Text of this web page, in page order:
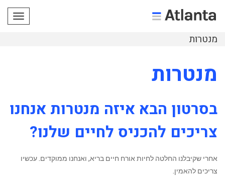
מנטרות
מנטרות
בסרטון הבא איזה מנטרות אנחנו
צריכים להכניס לחיים שלנו?
אחרי שקיבלנו החלטה לחיות אורח חיים בריא, ואנחנו ממוקדים. עכשיו
צריכים להאמין.